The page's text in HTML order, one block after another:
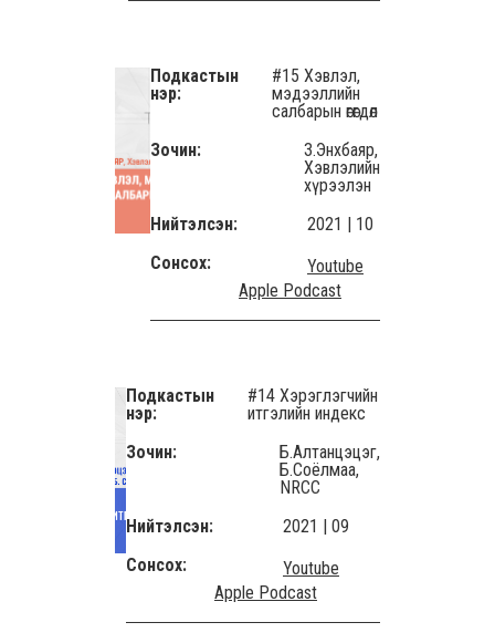
Подкастын
нэр:
#15 Хэвлэл,
мэдээллийн
салбарын өгөгдөл
Зочин:
З.Энхбаяр,
Хэвлэлийн
хүрээлэн
Нийтэлсэн:
2021 | 10
Сонсох:
Youtube
Apple Podcast
Подкастын
нэр:
#14 Хэрэглэгчийн
итгэлийн индекс
Зочин:
Б.Алтанцэцэг,
Б.Соёлмаа,
NRCC
Нийтэлсэн:
2021 | 09
Сонсох:
Youtube
Apple Podcast